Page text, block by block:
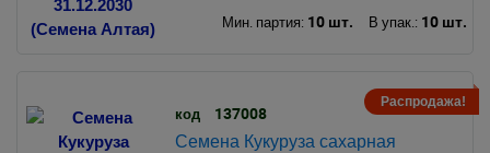
Мин. партия: 10 шт. В упак.: 10 шт.
Распродажа!
код 137008
Семена Кукуруза сахарная